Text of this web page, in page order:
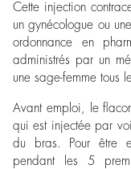
Cette injection
un gynécologue ou
ordonnance en
administrés par un
une sage-femme tous
Avant emploi, le
qui est injectée par
du bras. Pour être
pendant les 5